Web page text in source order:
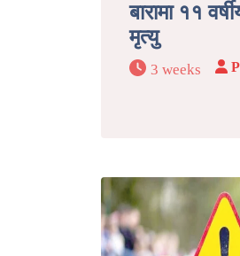
बारामा ११
मृत्यु
3 weeks